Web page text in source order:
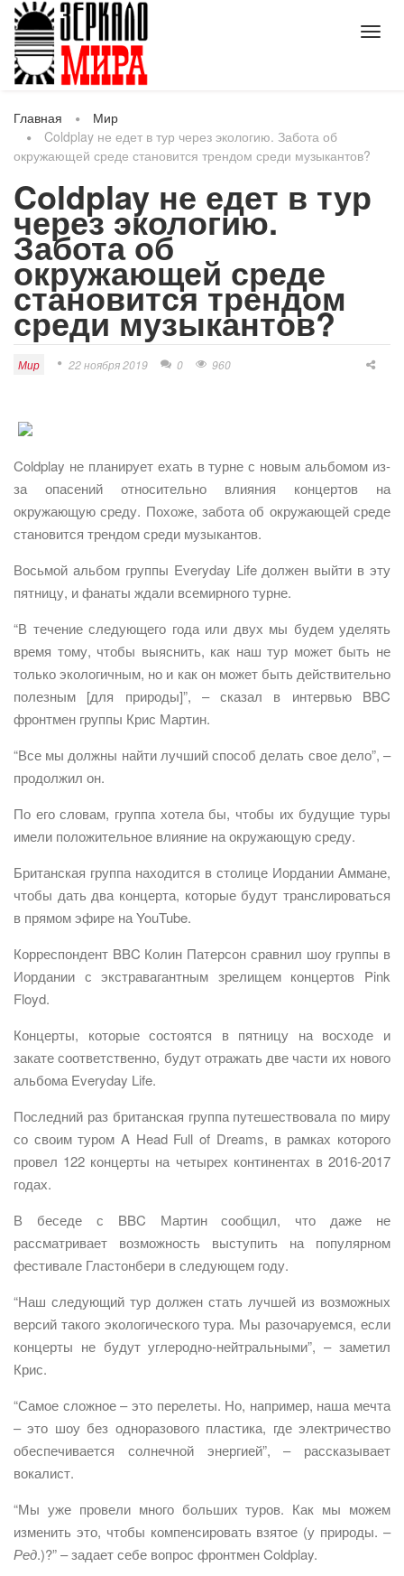
Главная
Мир
Coldplay не едет в тур через экологию. Забота об
окружающей среде становится трендом среди музыкантов?
Coldplay не едет в тур
через экологию.
Забота об
окружающей среде
становится трендом
среди музыкантов?
Мир 22 ноября 2019 0 960
Coldplay не планирует ехать в турне с новым альбомом из-
за опасений относительно влияния концертов на
окружающую среду. Похоже, забота об окружающей среде
становится трендом среди музыкантов.
Восьмой альбом группы Everyday Life должен выйти в эту
пятницу, и фанаты ждали всемирного турне.
“В течение следующего года или двух мы будем уделять
время тому, чтобы выяснить, как наш тур может быть не
только экологичным, но и как он может быть действительно
полезным [для природы]”, – сказал в интервью BBC
фронтмен группы Крис Мартин.
“Все мы должны найти лучший способ делать свое дело”, –
продолжил он.
По его словам, группа хотела бы, чтобы их будущие туры
имели положительное влияние на окружающую среду.
Британская группа находится в столице Иордании Аммане,
чтобы дать два концерта, которые будут транслироваться
в прямом эфире на YouTube.
Корреспондент BBC Колин Патерсон сравнил шоу группы в
Иордании с экстравагантным зрелищем концертов Pink
Floyd.
Концерты, которые состоятся в пятницу на восходе и
закате соответственно, будут отражать две части их нового
альбома Everyday Life.
Последний раз британская группа путешествовала по миру
со своим туром A Head Full of Dreams, в рамках которого
провел 122 концерты на четырех континентах в 2016-2017
годах.
В беседе с BBC Мартин сообщил, что даже не
рассматривает возможность выступить на популярном
фестивале Гластонбери в следующем году.
“Наш следующий тур должен стать лучшей из возможных
версий такого экологического тура. Мы разочаруемся, если
концерты не будут углеродно-нейтральными”, – заметил
Крис.
“Самое сложное – это перелеты. Но, например, наша мечта
– это шоу без одноразового пластика, где электричество
обеспечивается солнечной энергией”, – рассказывает
вокалист.
“Мы уже провели много больших туров. Как мы можем
изменить это, чтобы компенсировать взятое (у природы. –
Ред.)?” – задает себе вопрос фронтмен Coldplay.